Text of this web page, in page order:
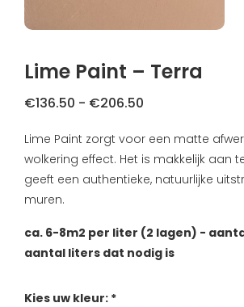
Stalen & testers
Gereedschap
Cadeaubon
Klachtenregeling
Privacybeleid
Verzending & Retourneren
About us
Inspiratie
Technische Datasheet
Lime Paint – Terra
Lime Paint zorgt voor een matte
wolkering effect. Het is makkelijk aan
geeft een authentieke, natuurlijke
muren.
ca. 6-8m2 per liter (2 lagen) -
aantal liters dat nodig is
Kies uw kleur: *
€136.50 - €206.50
tot
€206.50